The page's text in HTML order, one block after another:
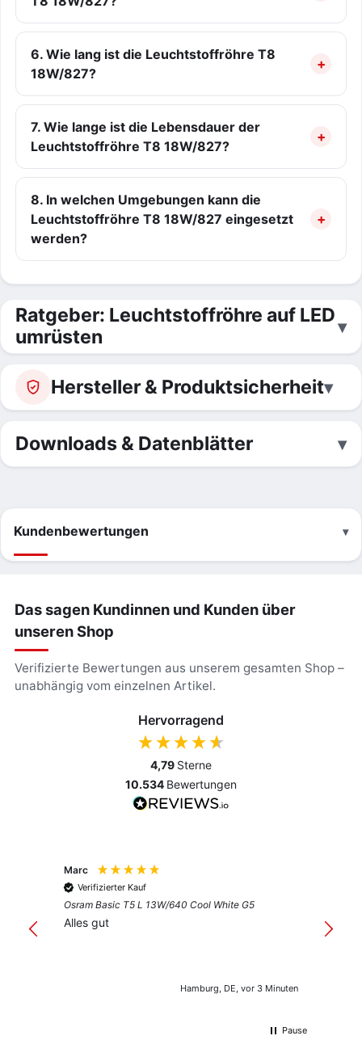
6. Wie lang ist die Leuchtstoffröhre T8
18W/827?
7. Wie lange ist die Lebensdauer der
Leuchtstoffröhre T8 18W/827?
8. In welchen Umgebungen kann die
Leuchtstoffröhre T8 18W/827 eingesetzt
werden?
Ratgeber: Leuchtstoffröhre auf LED
umrüsten
Hersteller & Produktsicherheit
Downloads & Datenblätter
Kundenbewertungen
Das sagen Kundinnen und Kunden über
unseren Shop
Verifizierte Bewertungen aus unserem gesamten Shop –
unabhängig vom einzelnen Artikel.
Hervorragend
4,79 Sterne
10.534 Bewertungen
Marc
Verifizierter Kauf
Osram Basic T5 L 13W/640 Cool White G5
Alles gut
Hamburg, DE, vor 3 Minuten
Pause